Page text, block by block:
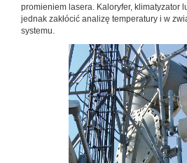
promieniem lasera. Kaloryfer, klimatyzator
jednak zakłócić analizę temperatury i w
systemu.